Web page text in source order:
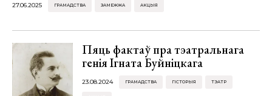
27.06.2025 ГРАМАДСТВА ЗАМЕЖЖА АКЦЫЯ
Пяць фактаў пра тэатральнага
генія Ігната Буйніцкага
23.08.2024 ГРАМАДСТВА ГІСТОРЫЯ ТЭАТР